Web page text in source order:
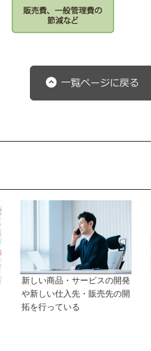
新しい商品・サービスの開発
や新しい仕入先・販売先の開
拓を行っている